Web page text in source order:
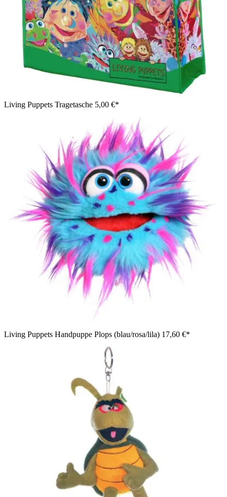
Living Puppets Tragetasche 5,00 €*
Living Puppets Handpuppe Plops (blau/rosa/lila) 17,60 €*